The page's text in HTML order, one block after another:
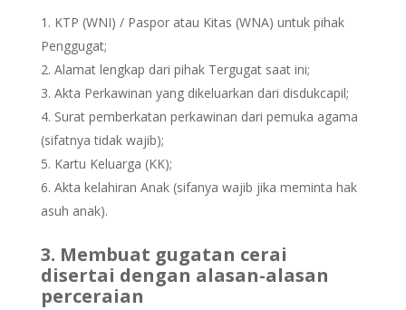
KTP (WNI) / Paspor atau Kitas (WNA) untuk pihak
Penggugat;
Alamat lengkap dari pihak Tergugat saat ini;
Akta Perkawinan yang dikeluarkan dari disdukcapil;
Surat pemberkatan perkawinan dari pemuka agama
(sifatnya tidak wajib);
Kartu Keluarga (KK);
Akta kelahiran Anak (sifanya wajib jika meminta hak
asuh anak).
3. Membuat gugatan cerai
disertai dengan alasan-alasan
perceraian